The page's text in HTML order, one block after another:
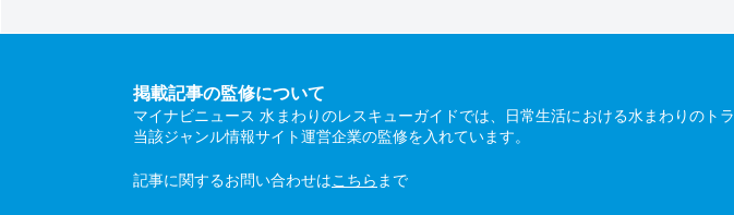
掲載記事の監修について
マイナビニュース 水まわりのレスキューガイドでは、日常生活における水まわりのト
当該ジャンル情報サイト運営企業の監修を入れています。
記事に関するお問い合わせはこちら まで